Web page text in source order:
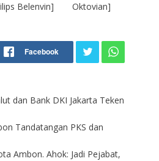
Belenvin]
Oktovian]
dan Bank DKI Jakarta Teken
Tandatangan PKS dan
Ambon. Ahok: Jadi Pejabat,